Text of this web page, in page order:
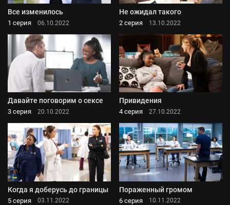
Все изменилось
1 серия 06.10.2022
Не ожидал такого
2 серия 13.10.2022
Давайте поговорим о сексе
3 серия 20.10.2022
Привидения
4 серия 27.10.2022
Когда я доберусь до границы
5 серия 03.11.2022
Пораженный громом
6 серия 10.11.2022